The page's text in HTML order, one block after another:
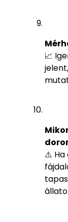
📈
⚠️ Ha